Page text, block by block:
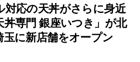
対応の天丼がさらに身近
丼専門 銀座いつき」が北
玉に新店舗をオープン